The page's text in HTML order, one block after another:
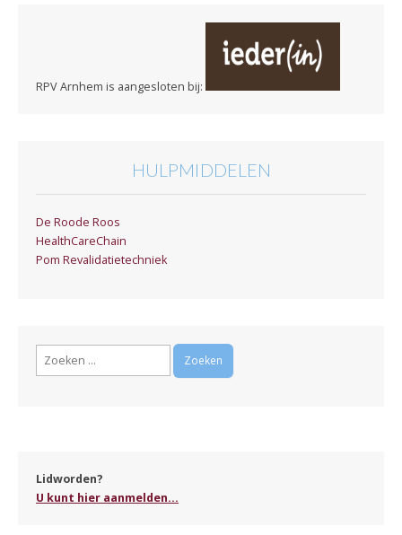
RPV Arnhem is aangesloten bij:
HULPMIDDELEN
De Roode Roos
HealthCareChain
Pom Revalidatietechniek
Zoeken
Lidworden?
U kunt hier aanmelden...